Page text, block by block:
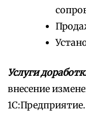
Услуги
внесение